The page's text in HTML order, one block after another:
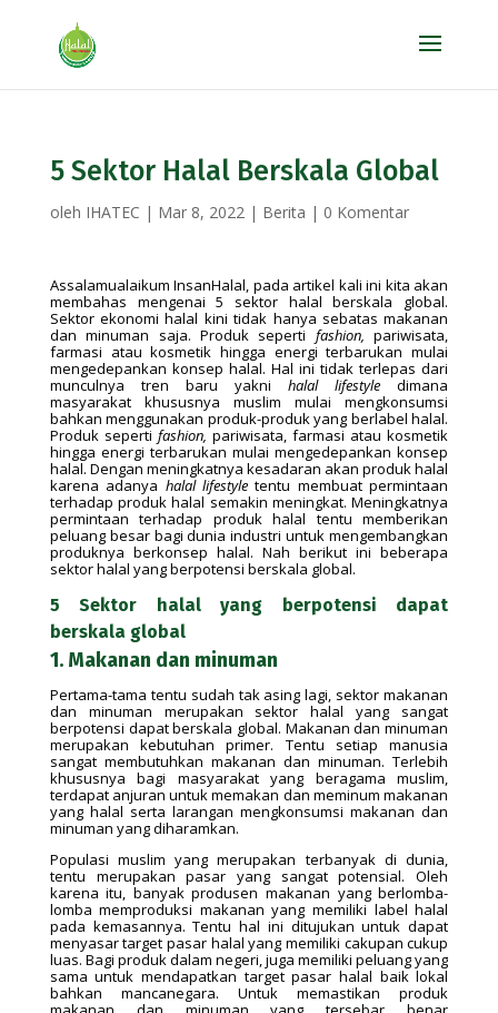
5 Sektor Halal Berskala Global
oleh IHATEC | Mar 8, 2022| Berita | 0 Komentar
Assalamualaikum InsanHalal, pada artikel kali ini kita akan
membahas mengenai 5 sektor halal berskala global.
Sektor ekonomi halal kini tidak hanya sebatas makanan
dan minuman saja. Produk seperti fashion,pariwisata,
farmasi atau kosmetik hingga energi terbarukan mulai
mengedepankan konsep halal. Hal ini tidak terlepas dari
munculnya tren baru yaknihalal lifestyle dimana
masyarakat khususnya muslim mulai mengkonsumsi
bahkan menggunakan produk-produk yang berlabel halal.
Produk seperti fashion,pariwisata, farmasi atau kosmetik
hingga energi terbarukan mulai mengedepankan konsep
halal. Dengan meningkatnya kesadaran akan produk halal
karena adanya halal lifestyletentu membuat permintaan
terhadap produk halal semakin meningkat. Meningkatnya
permintaan terhadap produk halal tentu memberikan
peluang besar bagi dunia industri untuk mengembangkan
produknya berkonsep halal. Nah berikut ini beberapa
sektor halal yang berpotensi berskala global.
5 Sektor halal yang berpotensi dapat
berskala global
1. Makanan dan minuman
Pertama-tama tentu sudah tak asing lagi, sektor makanan
dan minuman merupakan sektor halal yang sangat
berpotensi dapat berskala global. Makanan dan minuman
merupakan kebutuhan primer. Tentu setiap manusia
sangat membutuhkan makanan dan minuman. Terlebih
khususnya bagi masyarakat yang beragama muslim,
terdapat anjuran untuk memakan dan meminum makanan
yang halal serta larangan mengkonsumsi makanan dan
minuman yang diharamkan.
Populasi muslim yang merupakan terbanyak di dunia,
tentu merupakan pasar yang sangat potensial. Oleh
karena itu, banyak produsen makanan yang berlomba-
lomba memproduksi makanan yang memiliki label halal
pada kemasannya. Tentu hal ini ditujukan untuk dapat
menyasar target pasar halal yang memiliki cakupan cukup
luas. Bagi produk dalam negeri, juga memiliki peluang yang
sama untuk mendapatkan target pasar halal baik lokal
bahkan mancanegara. Untuk memastikan produk